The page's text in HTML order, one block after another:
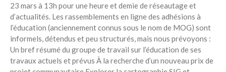
23 mars à 13h pour une heure et demie de réseautage et
d’actualités. Les rassemblements en ligne des adhésions à
l’éducation (anciennement connus sous le nom de MOG) sont
informels, détendus et peu structurés, mais nous prévoyons :
Un bref résumé du groupe de travail sur l’éducation de ses
travaux actuels et prévus À la recherche d’un nouveau prix de